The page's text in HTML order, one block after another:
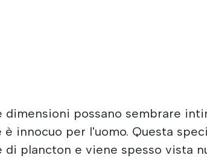
dimensioni possano sembrare
è innocuo per l'uomo. Questa
di plancton e viene spesso vista